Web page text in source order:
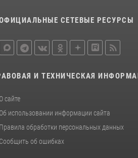
20 июля 2026, 12:22 5
Росгвардия обеспечила
время фестиваля бардов в
СЕТЕВЫЕ РЕСУРСЫ
И ТЕХНИЧЕСКАЯ
О сайте
Об использовании информации сайта
Правила обработки персональных данных
Сообщить об ошибках